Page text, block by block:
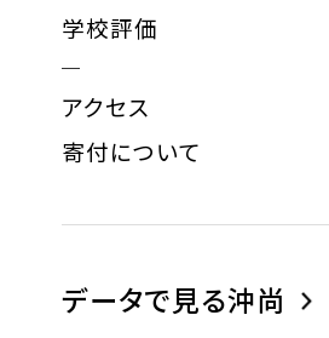
学校評価
アクセス
寄付について
データで見る沖尚